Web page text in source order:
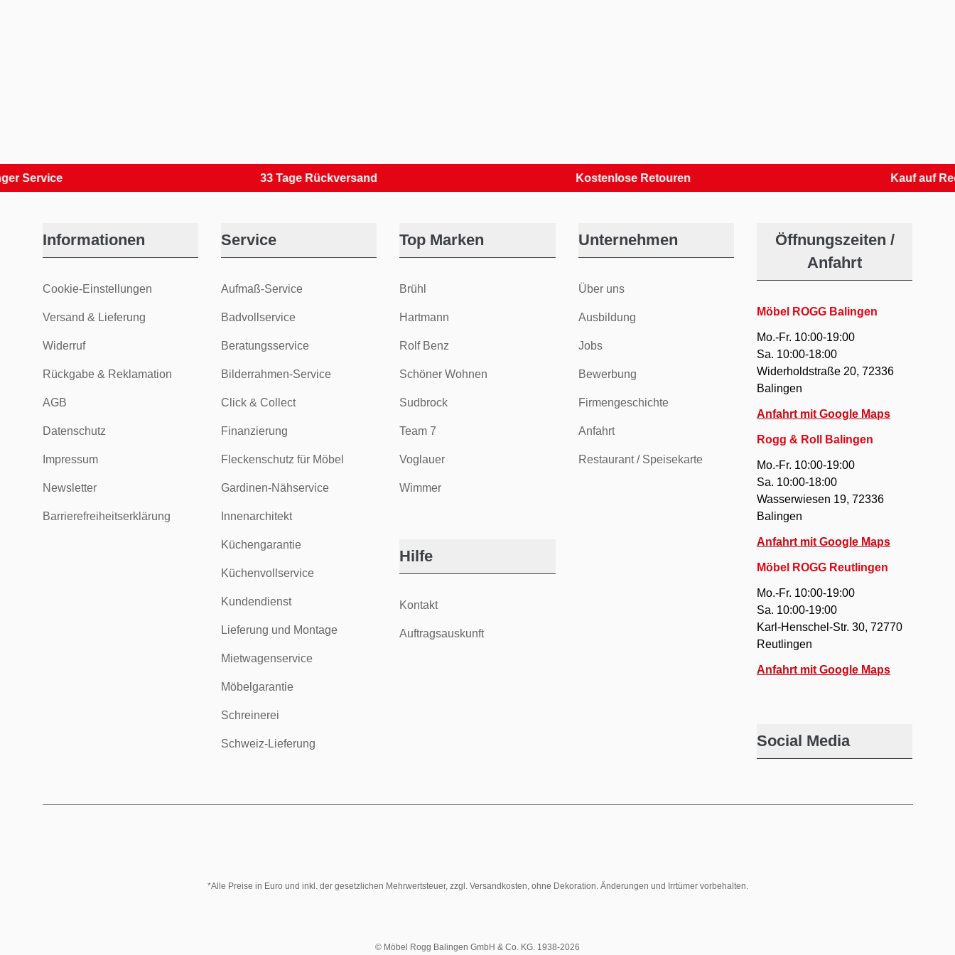
33 Tage Rückversand Kostenlose Retouren Kauf auf
Informationen
Cookie-Einstellungen
Versand & Lieferung
Widerruf
Rückgabe & Reklamation
AGB
Datenschutz
Impressum
Newsletter
Barrierefreiheitserklärung
Service
Aufmaß-Service
Badvollservice
Beratungsservice
Bilderrahmen-Service
Click & Collect
Finanzierung
Fleckenschutz für Möbel
Gardinen-Nähservice
Innenarchitekt
Küchengarantie
Küchenvollservice
Kundendienst
Lieferung und Montage
Mietwagenservice
Möbelgarantie
Schreinerei
Schweiz-Lieferung
Top Marken
Brühl
Hartmann
Rolf Benz
Schöner Wohnen
Sudbrock
Team 7
Voglauer
Wimmer
Hilfe
Kontakt
Auftragsauskunft
Unternehmen
Über uns
Ausbildung
Jobs
Bewerbung
Firmengeschichte
Anfahrt
Restaurant / Speisekarte
Öffnungszeiten /
Anfahrt
Möbel ROGG Balingen
Mo.-Fr. 10:00-19:00
Sa. 10:00-18:00
Widerholdstraße 20, 72336
Balingen
Anfahrt mit Google Maps
Rogg & Roll Balingen
Mo.-Fr. 10:00-19:00
Sa. 10:00-18:00
Wasserwiesen 19, 72336
Balingen
Anfahrt mit Google Maps
Möbel ROGG Reutlingen
Mo.-Fr. 10:00-19:00
Sa. 10:00-19:00
Karl-Henschel-Str. 30, 72770
Reutlingen
Anfahrt mit Google Maps
Social Media
*Alle Preise in Euro und inkl. der gesetzlichen Mehrwertsteuer, zzgl. Versandkosten, ohne Dekoration. Änderungen und Irrtümer vorbehalten.
© Möbel Rogg Balingen GmbH & Co. KG. 1938-2026